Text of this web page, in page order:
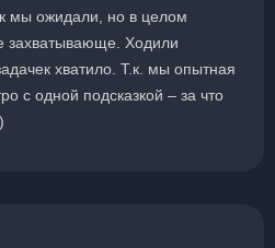
мы ожидали, но в целом
захватывающе. Ходили
хватило. Т.к. мы опытная
с одной подсказкой – за что